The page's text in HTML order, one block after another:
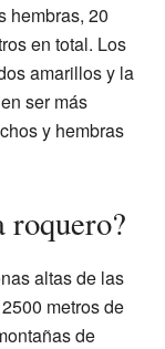
hembras, 20
en total. Los
amarillos y la
ser más
y hembras
roquero?
altas de las
metros de
de